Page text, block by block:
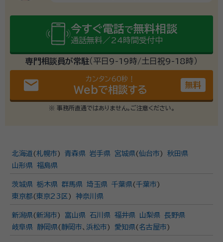
今すぐ電話で無料相談
通話無料／24時間受付中
専門相談員が常駐（平日9-19時/土日祝9-18時）
email カンタン60秒！
Webで相談する 無料
※ 事務所直通ではありません。ご注意ください。
北海道 (札幌市) 青森県 岩手県 宮城県(仙台市)
秋田県
山形県 福島県
茨城県 栃木県 群馬県 埼玉県 千葉県(千葉市)
東京都 ( 東京23区 ) 神奈川県
新潟県(新潟市) 富山県 石川県 福井県 山梨県 長野県
岐阜県
静岡県( 静岡市、 浜松市) 愛知県( 名古屋市)